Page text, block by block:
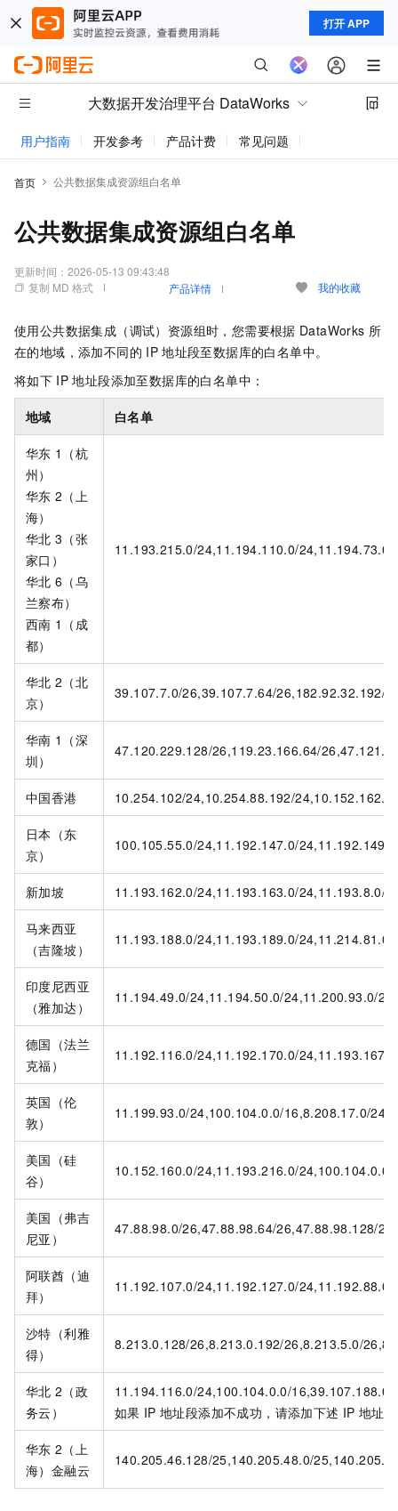
打开 APP
大数据开发治理平台 DataWorks
用户指南 开发参考 产品计费 常见问题
首页 公共数据集成资源组白名单
公共数据集成资源组白名单
更新时间： 2026-05-13 09:43:48
复制 MD 格式
产品详情 我的收藏
使用公共数据集成（调试）资源组时，您需要根据 DataWorks 所
在的地域，添加不同的 IP 地址段至数据库的白名单中。
将如下 IP 地址段添加至数据库的白名单中：
地域 白名单
华东 1（杭
州）
华东 2（上
海）
华北 3（张
家口）
华北 6（乌
兰察布）
西南 1（成
都）
11.193.215.0/24,11.194.110.0/
华北 2（北
京）
39.107.7.0/26,39.107.7.64/26,182.92.32.192/
华南 1（深
圳）
47.120.229.128/26,119.23.166.64/
中国香港 10.254.102/24,10.254.88.192/
日本（东
京）
100.105.55.0/24,11.192.147.0/
新加坡 11.193.162.0/24,11.193.163.0/24,11.193.8.0/
马来西亚
（吉隆坡）
11.193.188.0/24,11.193.189.0/
印度尼西亚
（雅加达）
11.194.49.0/24,11.194.50.0/24,11.200.93.0/
德国（法兰
克福）
11.192.116.0/24,11.192.170.0/
英国（伦
敦）
11.199.93.0/24,100.104.0.0/16,8.208.17.0/
美国（硅
谷）
10.152.160.0/24,11.193.216.0/
美国（弗吉
尼亚）
47.88.98.0/26,47.88.98.64/26,47.88.98.128/
阿联酋（迪
拜）
11.192.107.0/24,11.192.127.0/
沙特（利雅
得）
8.213.0.128/26,8.213.0.192/26,8.213.5.0/
华北 2（政
务云）
11.194.116.0/24,100.104.0.0/16,39.107.188.0/
如果 IP 地址段添加不成功，请添加下述 IP 地址
华东 2（上
海）金融云
140.205.46.128/25,140.205.48.0/